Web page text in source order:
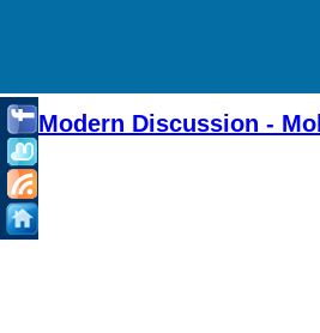
Modern Discussion -